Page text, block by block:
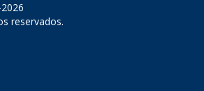
reservados.